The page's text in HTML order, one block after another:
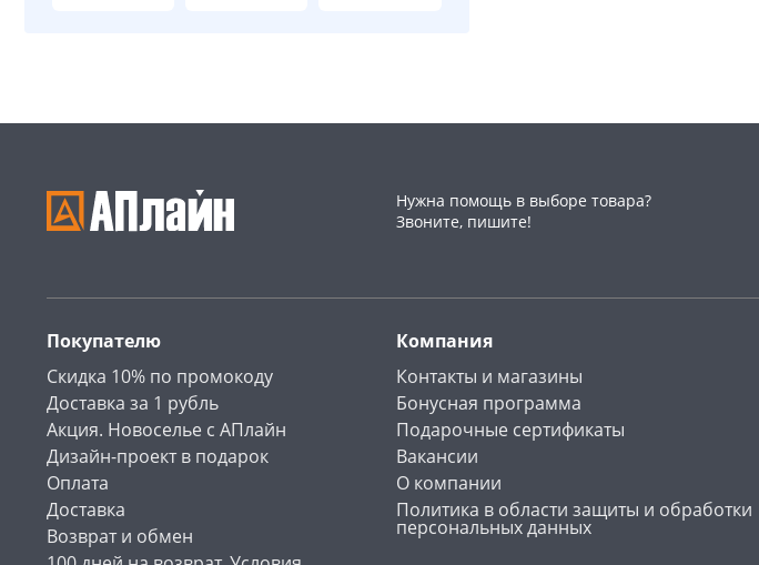
Нужна помощь в выборе товара?
Звоните, пишите!
Покупателю
Скидка 10% по промокоду
Доставка за 1 рубль
Акция. Новоселье с АПлайн
Дизайн-проект в подарок
Оплата
Доставка
Возврат и обмен
Компания
Контакты и магазины
Бонусная программа
Подарочные сертификаты
Вакансии
О компании
Политика в области защиты и обработки
персональных данных